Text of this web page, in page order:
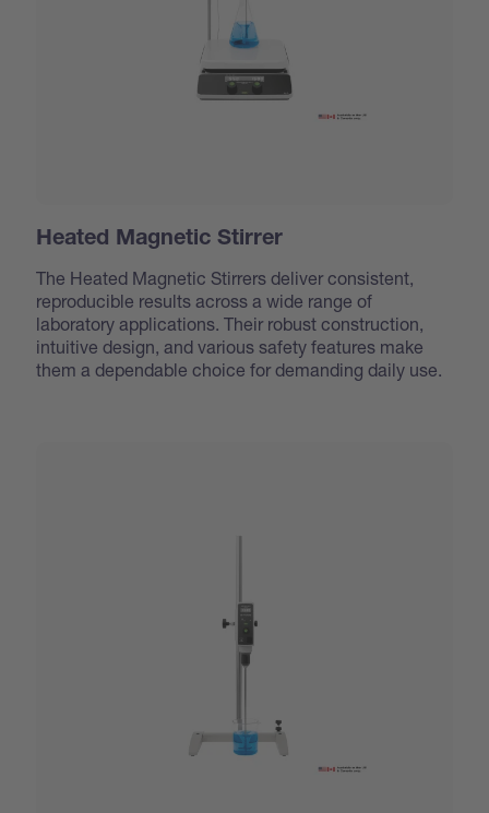
Heated Magnetic Stirrer
The Heated Magnetic Stirrers deliver consistent,
reproducible results across a wide range of
laboratory applications. Their robust construction,
intuitive design, and various safety features make
them a dependable choice for demanding daily use.